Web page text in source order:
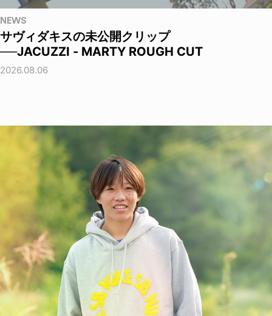
NEWS
サヴィダキスの未公開クリップ
──JACUZZI - MARTY ROUGH CUT
2026.08.06